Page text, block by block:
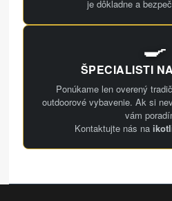
je dôkladne a
🍳
ŠPECIALISTI
Ponúkame len overený
outdoorové vybavenie. Ak si
vám
Kontaktujte nás na